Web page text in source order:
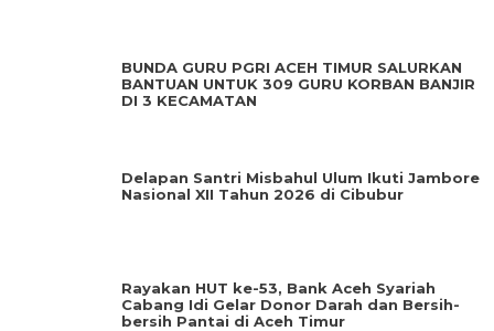
BUNDA GURU PGRI ACEH TIMUR SALURKAN
BANTUAN UNTUK 309 GURU KORBAN BANJIR
DI 3 KECAMATAN
Delapan Santri Misbahul Ulum Ikuti Jambore
Nasional XII Tahun 2026 di Cibubur
Rayakan HUT ke-53, Bank Aceh Syariah
Cabang Idi Gelar Donor Darah dan Bersih-
bersih Pantai di Aceh Timur